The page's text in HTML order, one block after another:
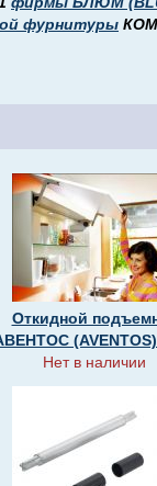
фурнитуры
Откидной
Нет в наличии